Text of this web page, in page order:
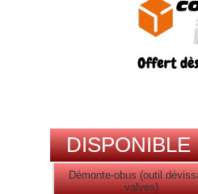
Démonte-obus (outil
valves)